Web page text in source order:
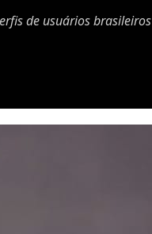
de usuários brasileiros